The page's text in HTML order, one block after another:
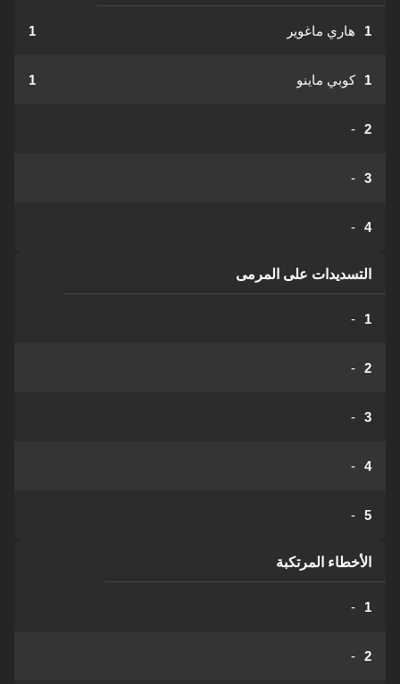
1 هاري ماغوير 1
1 كوبي ماينو 1
2
-
3
-
4
-
التسديدات على المرمى
1
-
2
-
3
-
4
-
5
-
الأخطاء المرتكبة
1
-
2
-